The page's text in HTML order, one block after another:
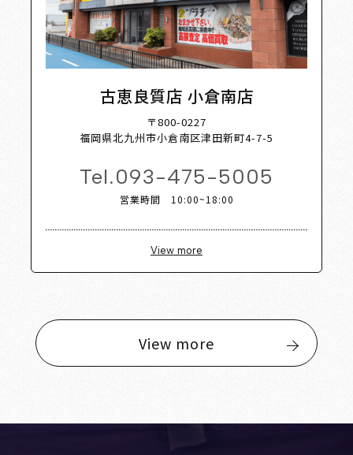
古恵良質店 小倉南店
〒800-0227
福岡県北九州市小倉南区津田新町4-7-5
Tel.093-475-5005
営業時間 10:00~18:00
View more
View more